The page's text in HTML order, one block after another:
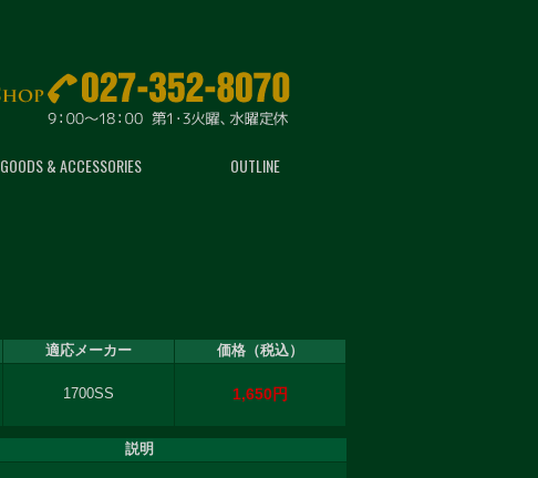
GOODS & ACCESSORIES OUTLINE
適応メーカー 価格（税込）
1700SS 1,650円
説明